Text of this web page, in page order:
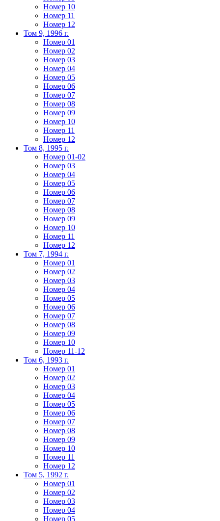
Номер 10
Номер 11
Номер 12
Том 9, 1996 г.
Номер 01
Номер 02
Номер 03
Номер 04
Номер 05
Номер 06
Номер 07
Номер 08
Номер 09
Номер 10
Номер 11
Номер 12
Том 8, 1995 г.
Номер 01-02
Номер 03
Номер 04
Номер 05
Номер 06
Номер 07
Номер 08
Номер 09
Номер 10
Номер 11
Номер 12
Том 7, 1994 г.
Номер 01
Номер 02
Номер 03
Номер 04
Номер 05
Номер 06
Номер 07
Номер 08
Номер 09
Номер 10
Номер 11-12
Том 6, 1993 г.
Номер 01
Номер 02
Номер 03
Номер 04
Номер 05
Номер 06
Номер 07
Номер 08
Номер 09
Номер 10
Номер 11
Номер 12
Том 5, 1992 г.
Номер 01
Номер 02
Номер 03
Номер 04
Номер 05